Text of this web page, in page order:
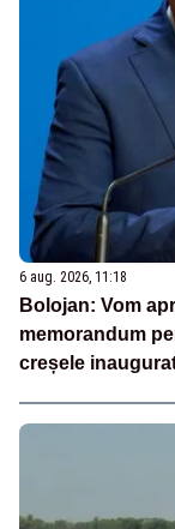
6 aug. 2026, 11:18
Bolojan: Vom
memorandum
creșele